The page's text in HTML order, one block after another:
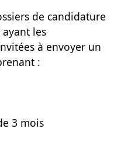
de candidature
ayant les
à envoyer un
:
3 mois